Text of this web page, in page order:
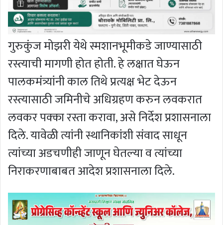
गुरुकुंज मोझरी येथे स्मशानभूमीकडे जाण्यासाठी
रस्त्याची मागणी होत होती. हे लक्षात घेऊन
पालकमंत्र्यांनी काल तिथे प्रत्यक्ष भेट देऊन
रस्त्यासाठी जमिनीचे अधिग्रहण करुन लवकरात
लवकर पक्का रस्ता करावा, असे निर्देश प्रशासनाला
दिले. यावेळी त्यांनी स्थानिकांशी संवाद साधून
त्यांच्या अडचणीही जाणून घेतल्या व त्यांच्या
निराकरणाबाबत आदेश प्रशासनाला दिले.